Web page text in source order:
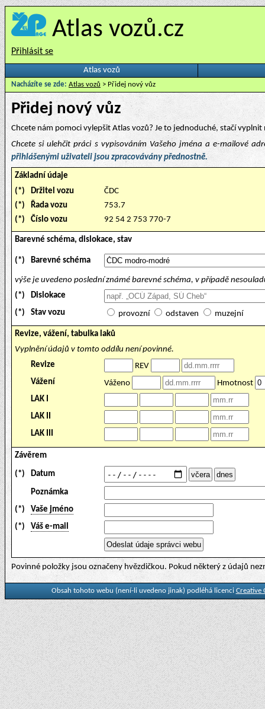
Atlas vozů.cz
Přihlásit se
Atlas vozů
Nacházíte se zde: Atlas vozů > Přidej nový vůz
Přidej nový vůz
Chcete nám pomoci vylepšit Atlas vozů? Je to jednoduché, stačí
Chcete si ulehčit práci s vypisováním Vašeho jména a e-mailové
přihlášenými uživateli jsou zpracovávány přednostně.
Základní údaje
(*)
Držitel vozu
ČDC
(*)
Řada vozu
753.7
(*)
Číslo vozu 92 54 2 753 770-7
Barevné schéma, dislokace, stav
(*) Barevné schéma
výše je uvedeno poslední známé barevné schéma, v případě
(*)
Dislokace
(*)
Stav vozu provozní odstaven muzejní
Revize, vážení, tabulka laků
Vyplnění údajů v tomto oddílu není povinné.
Revize
REV
Vážení
Váženo
Hmotnost
LAK I
LAK II
LAK III
Závěrem
(*) Datum
Poznámka
(*)
Vaše jméno
(*)
Váš e-mail
Povinné položky jsou označeny hvězdičkou. Pokud některý z údajů
Obsah tohoto webu (není-li uvedeno jinak) podléhá licenci Creative